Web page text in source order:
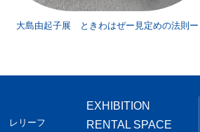
大島由起子展 ときわはぜー見定めの法則ー
レリーフ
EXHIBITION
RENTAL SPACE